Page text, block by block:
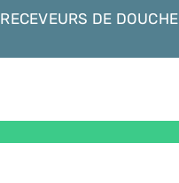
RECEVEURS DE DOUCHE